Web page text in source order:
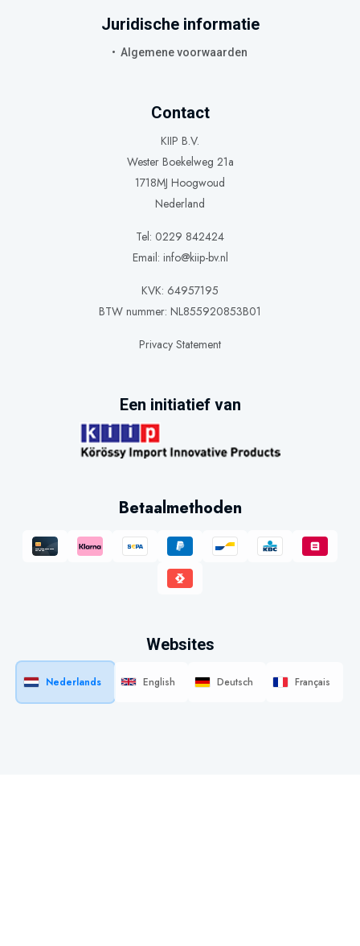
Juridische informatie
Algemene voorwaarden
Contact
KIIP B.V.
Wester Boekelweg 21a
1718MJ Hoogwoud
Nederland
Tel: 0229 842424
Email: info@kiip-bv.nl
KVK: 64957195
BTW nummer: NL855920853B01
Privacy Statement
Een initiatief van
Betaalmethoden
Websites
Nederlands English Deutsch Français